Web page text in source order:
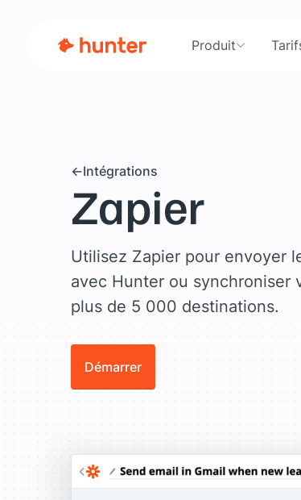
Produit
Intégrations
Zapier
Utilisez Zapier pour envoyer
avec Hunter ou synchroniser
plus de 5 000 destinations.
Démarrer